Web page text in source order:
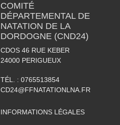
COMITÉ
DÉPARTEMENTAL DE
NATATION DE LA
DORDOGNE (CND24)
CDOS 46 RUE KEBER
24000 PERIGUEUX
TÉL. : 0765513854
CD24@FFNATATIONLNA.FR
INFORMATIONS LÉGALES